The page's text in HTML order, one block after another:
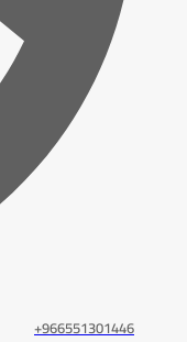
966551301446+